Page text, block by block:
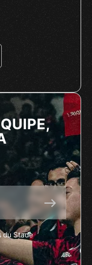
du Stade